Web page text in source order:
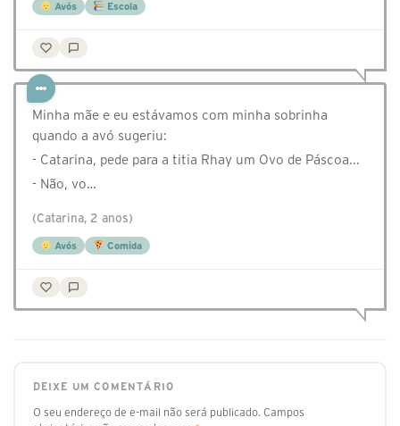
Avós Escola
Minha mãe e eu estávamos com minha sobrinha
quando a avó sugeriu:
- Catarina, pede para a titia Rhay um Ovo de Páscoa...
- Não, vo…
(Catarina, 2 anos)
Avós Comida
DEIXE UM COMENTÁRIO
O seu endereço de e-mail não será publicado. Campos